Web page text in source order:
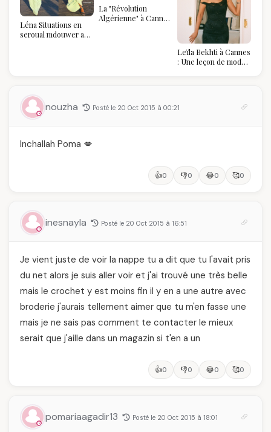
Léna Situations en
seroual mdouwer au
La "Révolution
Algérienne" à Cannes
Leïla Bekhti à Cannes
: Une leçon de mode
nouzha Posté le 20 Oct 2015 à 00:21
Inchallah Poma 💋
👍0 👎0 😂0 🥰0
inesnayla Posté le 20 Oct 2015 à 16:51
Je vient juste de voir la nappe tu a dit que tu l'avait pris
du net alors je suis aller voir et j'ai trouvé une très belle
mais le crochet y est moins fin il y en a une autre avec
broderie j'aurais tellement aimer que tu m'en fasse une
mais je ne sais pas comment te contacter le mieux
serait que j'aille dans un magazin si t'en a un
👍0 👎0 😂0 🥰0
pomariaagadir13 Posté le 20 Oct 2015 à 18:01